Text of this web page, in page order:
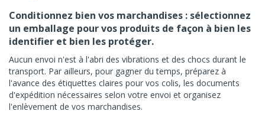
Conditionnez bien vos marchandises : sélectionnez
un emballage pour vos produits de façon à bien les
identifier et bien les protéger.
Aucun envoi n'est à l'abri des vibrations et des chocs durant le
transport. Par ailleurs, pour gagner du temps, préparez à
l'avance des étiquettes claires pour vos colis, les documents
d'expédition nécessaires selon votre envoi et organisez
l'enlèvement de vos marchandises.